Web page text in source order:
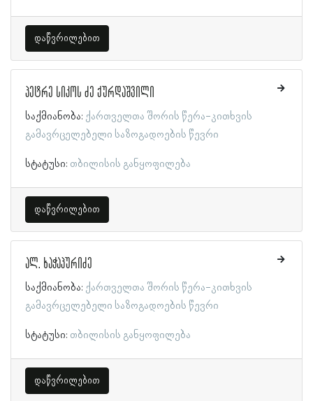
დაწვრილებით
პეტრე სიკოს ძე ქურდაშვილი
საქმიანობა: ქართველთა შორის წერა-კითხვის
გამავრცელებელი საზოგადოების წევრი
სტატუსი: თბილისის განყოფილება
დაწვრილებით
ალ. ხაჭაპურიძე
საქმიანობა: ქართველთა შორის წერა-კითხვის
გამავრცელებელი საზოგადოების წევრი
სტატუსი: თბილისის განყოფილება
დაწვრილებით